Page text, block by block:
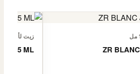
ZR
زيت لأجهزة
· 125 ML